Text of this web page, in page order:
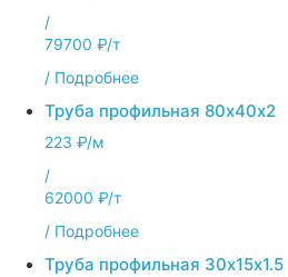
/
79700 ₽/т
/ Подробнее
Труба профильная 80х40х2
223 ₽/м
/
62000 ₽/т
/ Подробнее
Труба профильная 30х15х1.5